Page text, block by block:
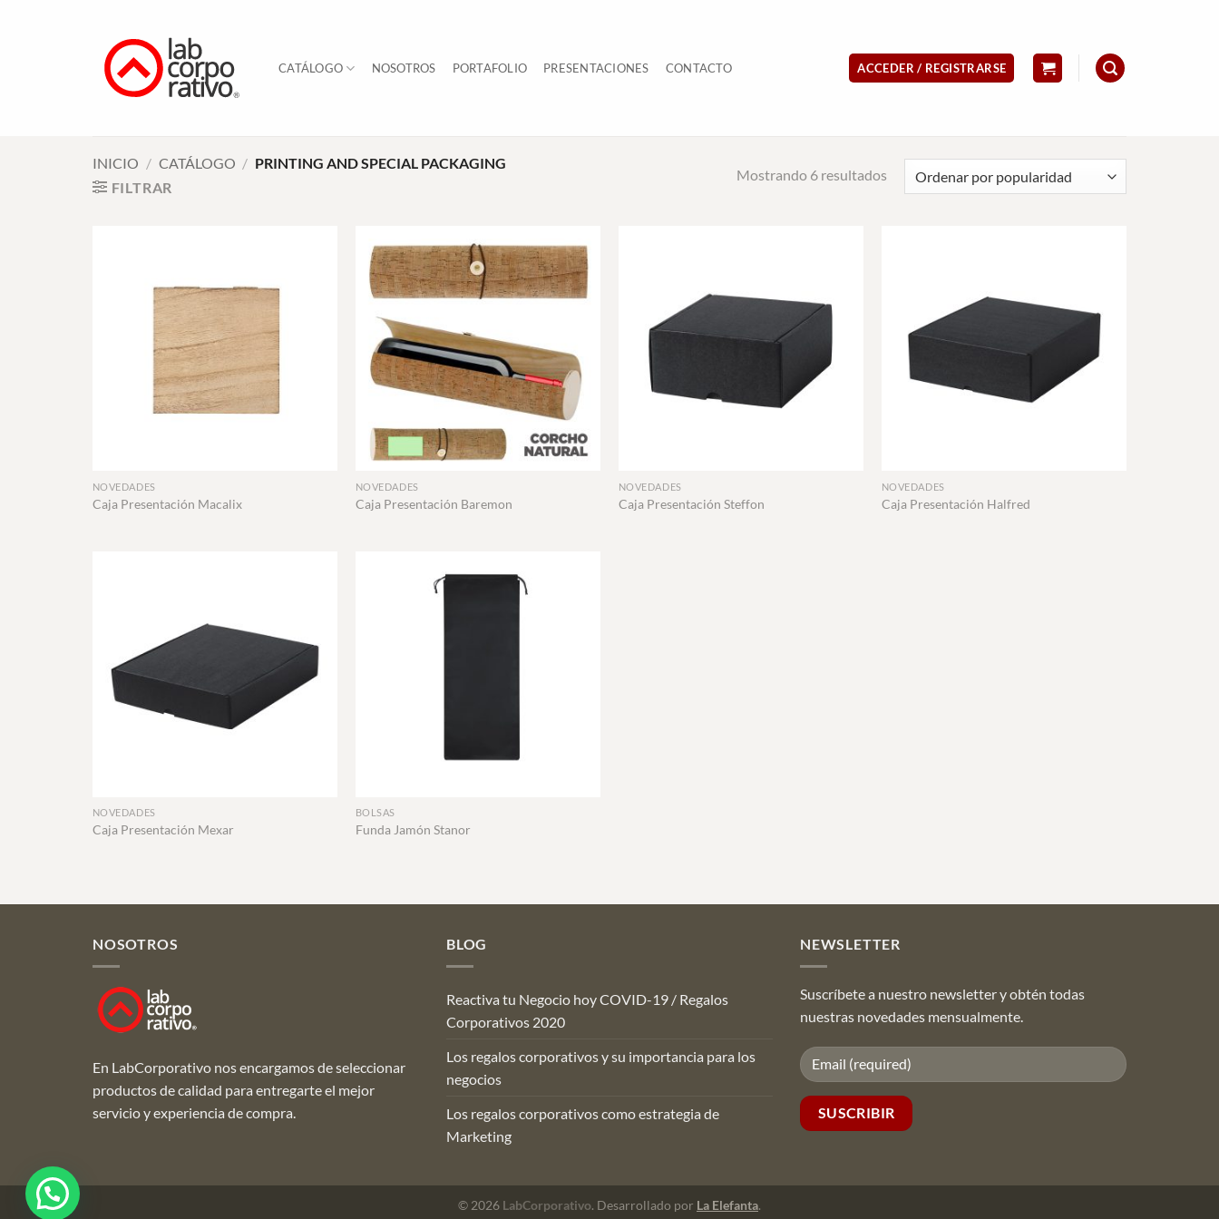
CATÁLOGO NOSOTROS PORTAFOLIO PRESENTACIONES CONTACTO ACCEDER / REGISTRARSE
INICIO / CATÁLOGO / PRINTING AND SPECIAL PACKAGING
FILTRAR
Mostrando 6 resultadosOrdenado
por
NOVEDADES
Caja Presentación Macalix
NOVEDADES
Caja Presentación Baremon
NOVEDADES
Caja Presentación Steffon
NOVEDADES
Caja Presentación Halfred
NOVEDADES
Caja Presentación Mexar
BOLSAS
Funda Jamón Stanor
NOSOTROS
En LabCorporativo nos encargamos de seleccionar
productos de calidad para entregarte el mejor
servicio y experiencia de compra.
BLOG
Reactiva tu Negocio hoy COVID-19 / Regalos
Corporativos 2020
Los regalos corporativos y su importancia para los
negocios
Los regalos corporativos como estrategia de
Marketing
NEWSLETTER
Suscríbete a nuestro newsletter y obtén todas
nuestras novedades mensualmente.
© 2026 LabCorporativo. Desarrollado por La Elefanta.